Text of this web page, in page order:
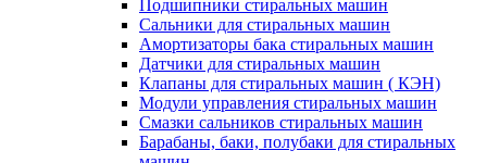
Подшипники стиральных машин
Сальники для стиральных машин
Амортизаторы бака стиральных машин
Датчики для стиральных машин
Клапаны для стиральных машин ( КЭН)
Модули управления стиральных машин
Смазки сальников стиральных машин
Барабаны, баки, полубаки для стиральных